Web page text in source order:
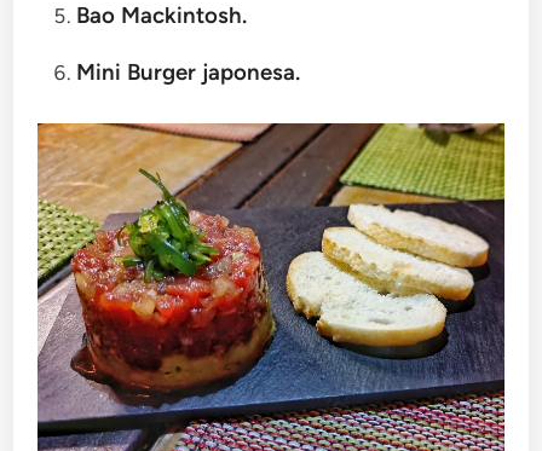
Bao Mackintosh.
Mini Burger japonesa.